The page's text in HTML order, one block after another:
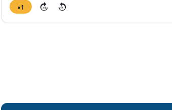
15
15
1×